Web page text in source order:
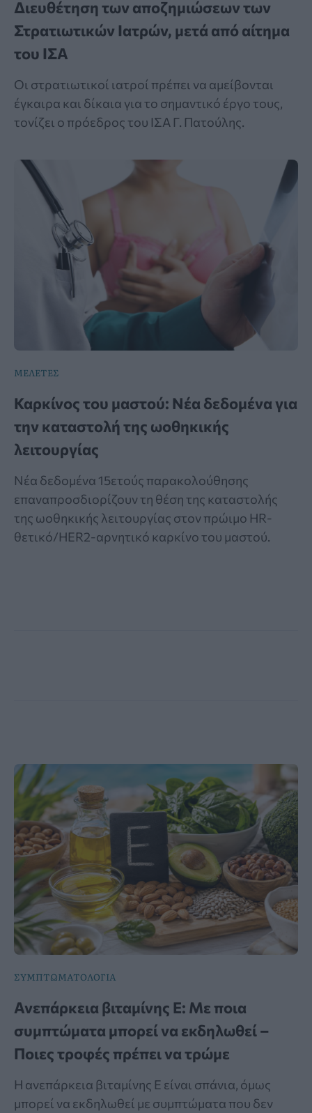
Διευθέτηση των αποζημιώσεων των
Στρατιωτικών Ιατρών, μετά από αίτημα
του ΙΣΑ
Οι στρατιωτικοί ιατροί πρέπει να αμείβονται
έγκαιρα και δίκαια για το σημαντικό έργο τους,
τονίζει ο πρόεδρος του ΙΣΑ Γ. Πατούλης.
ΜΕΛΕΤΕΣ
Καρκίνος του μαστού: Νέα δεδομένα για
την καταστολή της ωοθηκικής
λειτουργίας
Νέα δεδομένα 15ετούς παρακολούθησης
επαναπροσδιορίζουν τη θέση της καταστολής
της ωοθηκικής λειτουργίας στον πρώιμο HR-
θετικό/HER2-αρνητικό καρκίνο του μαστού.
ΣΥΜΠΤΩΜΑΤΟΛΟΓΙΑ
Ανεπάρκεια βιταμίνης Ε: Με ποια
συμπτώματα μπορεί να εκδηλωθεί –
Ποιες τροφές πρέπει να τρώμε
Η ανεπάρκεια βιταμίνης Ε είναι σπάνια, όμως
μπορεί να εκδηλωθεί με συμπτώματα που δεν